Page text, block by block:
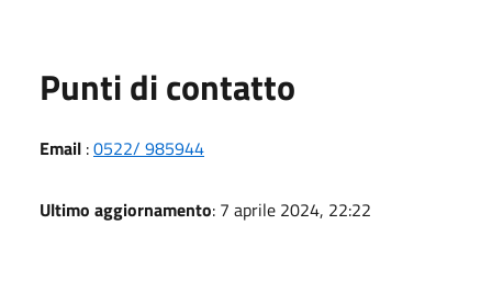
Punti di contatto
Email :0522/ 985944
Ultimo aggiornamento: 7 aprile 2024, 22:22